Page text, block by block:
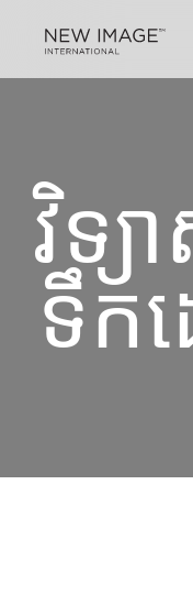
វិទ្យ
ទឹក